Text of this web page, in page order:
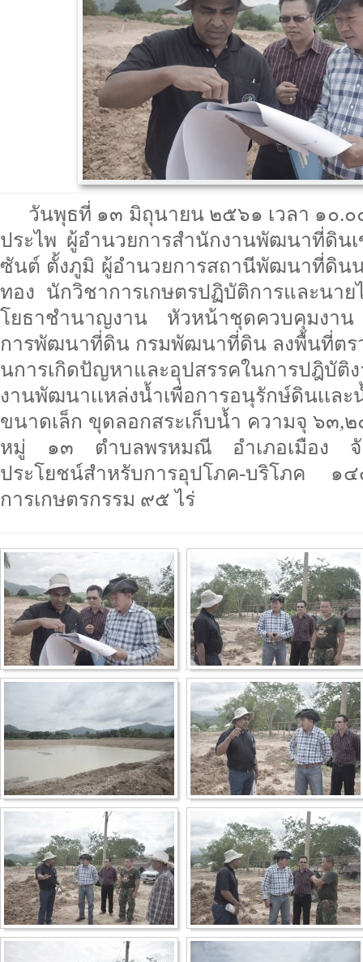
วันพุธที่ ๑๓ มิถุนายน ๒๕๖๑ เวลา ๑๐.๐
ประไพ ผู้อำนวยการสำนักงานพัฒนาที่ดิน
ซันต์ ตั้งภูมิ ผู้อำนวยการสถานีพัฒนาที่ดิน
ทอง นักวิชาการเกษตรปฏิบัติการและนา
โยธาชำนาญงาน หัวหน้าชุดควบคุมงาน
การพัฒนาที่ดิน กรมพัฒนาที่ดิน ลงพื้นที่ตรว
นการเกิดปัญหาและอุปสรรคในการปฎิบัติ
งานพัฒนาเเหล่งน้ำเพื่อการอนุรักษ์ดินเเ
ขนาดเล็ก ขุดลอกสระเก็บน้ำ ความจุ ๖๓
หมู่ ๑๓ ตำบลพรหมณี อำเภอเมือง จั
ประโยชน์สำหรับการอุปโภค-บริโภค
การเกษตรกรรม ๙๕ ไร่